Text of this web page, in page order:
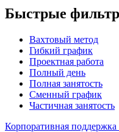
Быстрые
Вахтовый метод
Гибкий график
Проектная работа
Полный день
Полная занятость
Сменный график
Частичная занятость
Корпоративная поддержка